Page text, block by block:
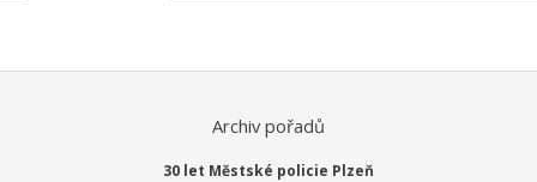
Archiv pořadů
30 let Městské policie Plzeň